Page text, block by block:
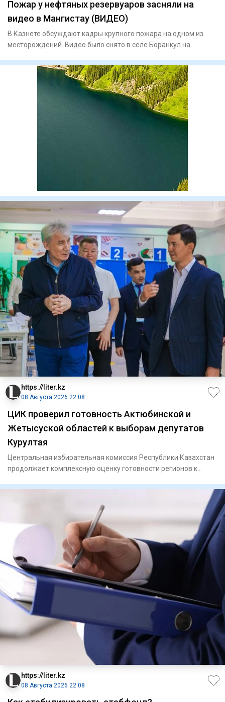
Пожар у нефтяных резервуаров засняли на
видео в Мангистау (ВИДЕО)
В Казнете обсуждают кадры крупного пожара на одном из
месторождений. Видео было снято в селе Боранкул на
https://liter.kz
08 Августа 2026 22:08
ЦИК проверил готовность Актюбинской и
Жетысуской областей к выборам депутатов
Курултая
Центральная избирательная комиссия Республики Казахстан
продолжает комплексную оценку готовности регионов к
https://liter.kz
08 Августа 2026 22:08